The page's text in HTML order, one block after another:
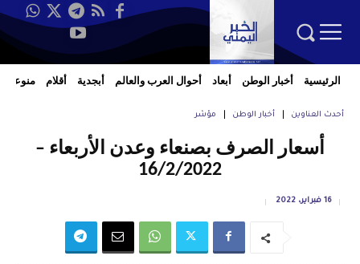
الرئيسية أخبار الوطن أبعاد أحوال العرب والعالم أبجدية أقلام منوعات
أحدث العناوين أخبار الوطن مؤشر
أسعار الصرف بصنعاء وعدن الأربعاء –
16/2/2022
16 فبراير، 2022